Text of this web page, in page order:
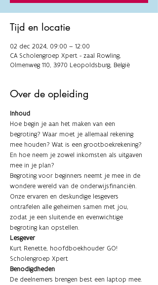
Tijd en locatie
02 dec 2024, 09:00 – 12:00
CA Scholengroep Xpert - zaal Rowling,
Olmenweg 110, 3970 Leopoldsburg, België
Over de opleiding
Inhoud
Hoe begin je aan het maken van een
begroting? Waar moet je allemaal rekening
mee houden? Wat is een grootboekrekening?
En hoe neem je zowel inkomsten als uitgaven
mee in je plan?
Begroting voor beginners neemt je mee in de
wondere wereld van de onderwijsfinanciën.
Onze ervaren en deskundige lesgevers
ontrafelen alle geheimen samen met jou,
zodat je een sluitende en evenwichtige
begroting kan opstellen.
Lesgever
Kurt Renette, hoofdboekhouder GO!
Scholengroep Xpert
Benodigdheden
De deelnemers brengen best een laptop mee.